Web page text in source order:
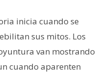
inicia cuando se
sus mitos. Los
van mostrando
cuando aparenten